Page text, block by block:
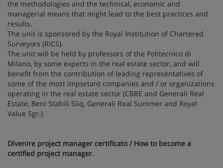
the methodologies and the technical, economic and
managerial means that might lead to the best practices and
results.
The unit is sponsored by the Royal Institution of Chartered
Surveyors (RICS).
The unit will be held by professors of the Politecnico di
Milano, by some experts in the real estate sector, and will
benefit from the contribution of leading representatives of
some of the most important companies and / or organizations
operating in the real estate sector (CBRE and Generali Real
Estate, Beni Stabili Siiq, Generali Real Summer and Royal
Value Sgr.)
Divenire project manager certificato / How to become a
certified project manager.